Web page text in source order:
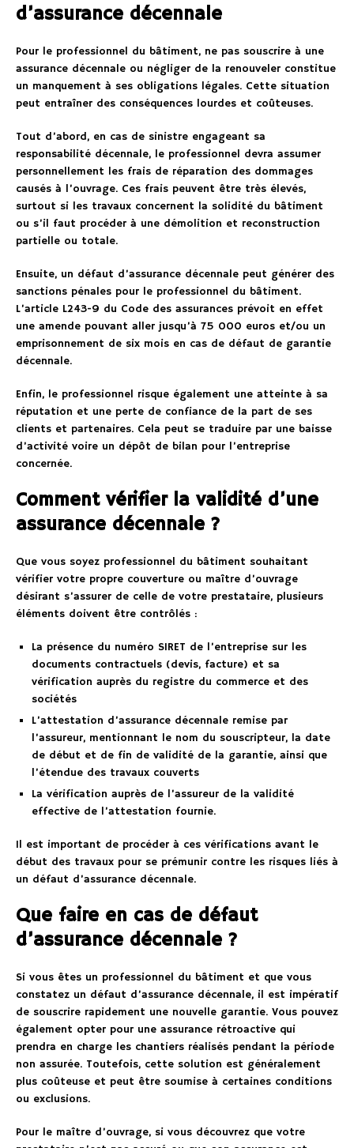
d’assurance décennale
Pour le professionnel du bâtiment, ne pas souscrire à une
assurance décennale ou négliger de la renouveler constitue
un manquement à ses obligations légales. Cette situation
peut entraîner des conséquences lourdes et coûteuses.
Tout d’abord, en cas de sinistre engageant sa
responsabilité décennale, le professionnel devra assumer
personnellement les frais de réparation des dommages
causés à l’ouvrage. Ces frais peuvent être très élevés,
surtout si les travaux concernent la solidité du bâtiment
ou s’il faut procéder à une démolition et reconstruction
partielle ou totale.
Ensuite, un défaut d’assurance décennale peut générer des
sanctions pénales pour le professionnel du bâtiment.
L’article L243-9 du Code des assurances prévoit en effet
une amende pouvant aller jusqu’à 75 000 euros et/ou un
emprisonnement de six mois en cas de défaut de garantie
décennale.
Enfin, le professionnel risque également une atteinte à sa
réputation et une perte de confiance de la part de ses
clients et partenaires. Cela peut se traduire par une baisse
d’activité voire un dépôt de bilan pour l’entreprise
concernée.
Comment vérifier la validité d’une
assurance décennale ?
Que vous soyez professionnel du bâtiment souhaitant
vérifier votre propre couverture ou maître d’ouvrage
désirant s’assurer de celle de votre prestataire, plusieurs
éléments doivent être contrôlés :
La présence du numéro SIRET de l’entreprise sur les
documents contractuels (devis, facture) et sa
vérification auprès du registre du commerce et des
sociétés
L’attestation d’assurance décennale remise par
l’assureur, mentionnant le nom du souscripteur, la date
de début et de fin de validité de la garantie, ainsi que
l’étendue des travaux couverts
La vérification auprès de l’assureur de la validité
effective de l’attestation fournie.
Il est important de procéder à ces vérifications avant le
début des travaux pour se prémunir contre les risques liés à
un défaut d’assurance décennale.
Que faire en cas de défaut
d’assurance décennale ?
Si vous êtes un professionnel du bâtiment et que vous
constatez un défaut d’assurance décennale, il est impératif
de souscrire rapidement une nouvelle garantie. Vous pouvez
également opter pour une assurance rétroactive qui
prendra en charge les chantiers réalisés pendant la période
non assurée. Toutefois, cette solution est généralement
plus coûteuse et peut être soumise à certaines conditions
ou exclusions.
Pour le maître d’ouvrage, si vous découvrez que votre